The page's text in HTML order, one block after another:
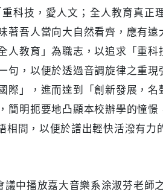
科技，愛人文；全人教育真正
著吾人當向大自然看齊，應有
人教育」為職志，以追求「重
句，以便於透過音調旋律之重
際」，進而達到「創新發展，
明扼要地凸顯本校辦學的憧憬
間，以便於譜出輕快活潑有力
中播放嘉大音樂系涂淑芬老師